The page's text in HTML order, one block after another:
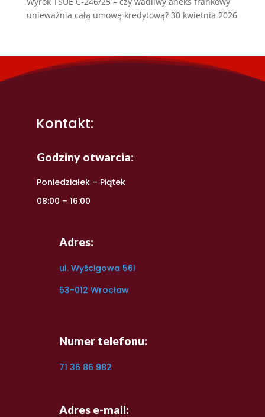
unieważnia całą umowę kredytową? 30 kwietnia 2026
Kontakt:
Godziny otwarcia:
Poniedziałek – Piątek
08:00 – 16:00
Adres:
ul. Wyścigowa 56i
53-012 Wrocław
Numer telefonu:
71 36 86 982
Adres e-mail: